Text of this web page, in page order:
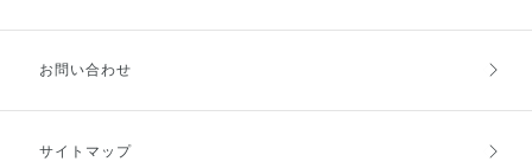
お支払方法
キャンセル・返品・交換
お問い合わせ
サイトマップ